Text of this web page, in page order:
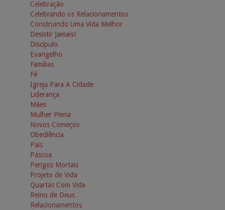
Celebração
Celebrando os Relacionamentos
Construindo Uma Vida Melhor
Desistir Jamais!
Discípulo
Evangelho
Famílias
Fé
Igreja Para A Cidade
Liderança
Mães
Mulher Plena
Novos Começos
Obediência
Pais
Páscoa
Perigos Mortais
Projeto de Vida
Quartas Com Vida
Reino de Deus
Relacionamentos